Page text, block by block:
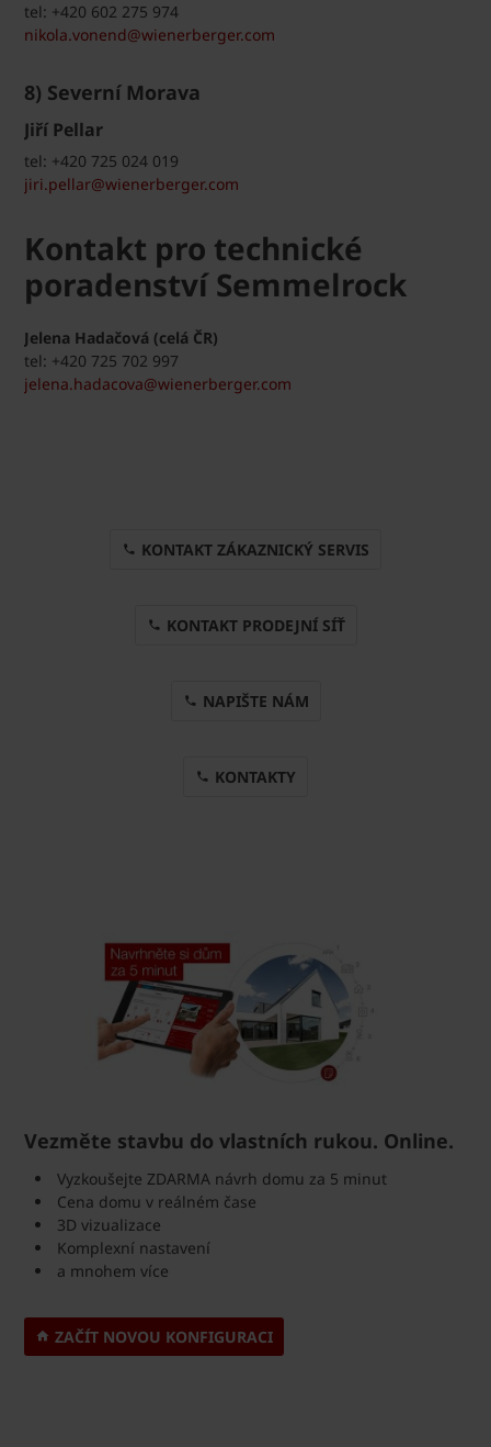
tel: +420 602 275 974
nikola.vonend@wienerberger.com
8) Severní Morava
Jiří Pellar
tel: +420 725 024 019
jiri.pellar@wienerberger.com
Kontakt pro technické
poradenství Semmelrock
Jelena Hadačová (celá ČR)
tel: +420 725 702 997
jelena.hadacova@wienerberger.com
KONTAKT ZÁKAZNICKÝ SERVIS
KONTAKT PRODEJNÍ SÍŤ
NAPIŠTE NÁM
KONTAKTY
Vezměte stavbu do vlastních rukou. Online.
Vyzkoušejte ZDARMA návrh domu za 5 minut
Cena domu v reálném čase
3D vizualizace
Komplexní nastavení
a mnohem více
ZAČÍT NOVOU KONFIGURACI